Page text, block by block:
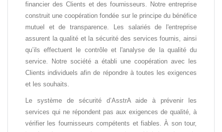
financier des Clients et des fournisseurs. Notre entreprise
construit une coopération fondée sur le principe du bénéfice
mutuel et de transparence. Les salariés de l'entreprise
assurent la qualité et la sécurité des services fournis, ainsi
qu’ils effectuent le contrôle et l'analyse de la qualité du
service. Notre société a établi une coopération avec les
Clients individuels afin de répondre à toutes les exigences
et les souhaits.
Le système de sécurité d’AsstrA aide à prévenir les
services qui ne répondent pas aux exigences de qualité, à
vérifier les fournisseurs compétents et fiables. À son tour,